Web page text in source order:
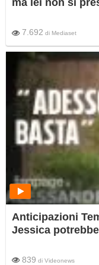
ma lei non si
7.692 di Mediaset
Anticipazioni
Jessica
839 di Videonews